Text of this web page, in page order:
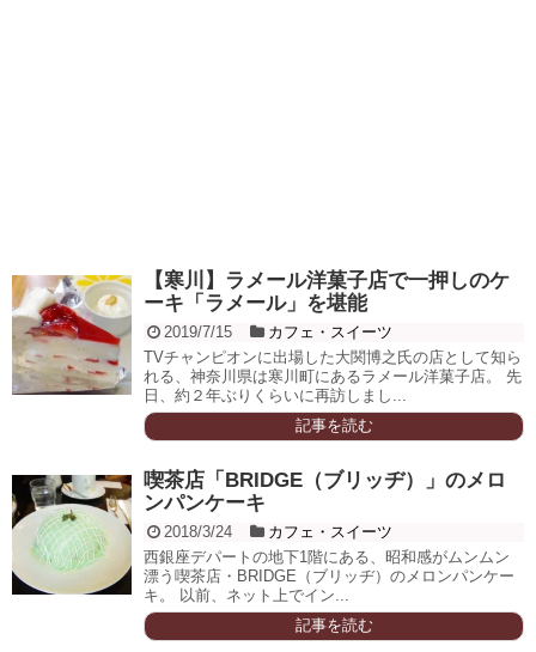
【寒川】ラメール洋菓子店で一押しのケ
ーキ「ラメール」を堪能
2019/7/15
カフェ・スイーツ
TVチャンピオンに出場した大関博之氏の店として知ら
れる、神奈川県は寒川町にあるラメール洋菓子店。 先
日、約２年ぶりくらいに再訪しまし...
記事を読む
喫茶店「BRIDGE（ブリッヂ）」のメロ
ンパンケーキ
2018/3/24
カフェ・スイーツ
西銀座デパートの地下1階にある、昭和感がムンムン
漂う喫茶店・BRIDGE（ブリッヂ）のメロンパンケー
キ。 以前、ネット上でイン...
記事を読む